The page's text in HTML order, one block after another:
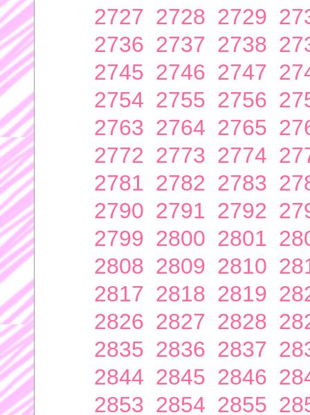
2727 2728 2729
2736 2737 2738
2745 2746 2747
2754 2755 2756
2763 2764 2765
2772 2773 2774
2781 2782 2783
2790 2791 2792
2799 2800 2801
2808 2809 2810
2817 2818 2819
2826 2827 2828
2835 2836 2837
2844 2845 2846
2853 2854 2855